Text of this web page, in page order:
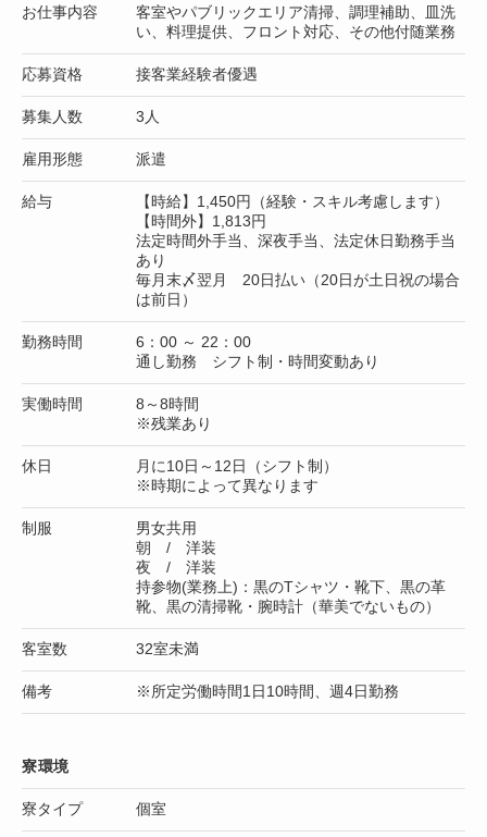
お仕事内容
客室やパブリックエリア清掃、調理補助、皿洗
い、料理提供、フロント対応、その他付随業務
応募資格 接客業経験者優遇
募集人数 3人
雇用形態 派遣
給与
【時給】1,450円（経験・スキル考慮します）
【時間外】1,813円
法定時間外手当、深夜手当、法定休日勤務手当
あり
毎月末〆翌月 20日払い（20日が土日祝の場合
は前日）
勤務時間
6：00 ～ 22：00
通し勤務 シフト制・時間変動あり
実働時間
8～8時間
※残業あり
休日
月に10日～12日（シフト制）
※時期によって異なります
制服
男女共用
朝 / 洋装
夜 / 洋装
持参物(業務上)：黒のTシャツ・靴下、黒の革
靴、黒の清掃靴・腕時計（華美でないもの）
客室数 32室未満
備考 ※所定労働時間1日10時間、週4日勤務
寮環境
寮タイプ 個室